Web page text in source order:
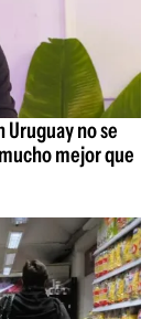
Uruguay no se
mejor que